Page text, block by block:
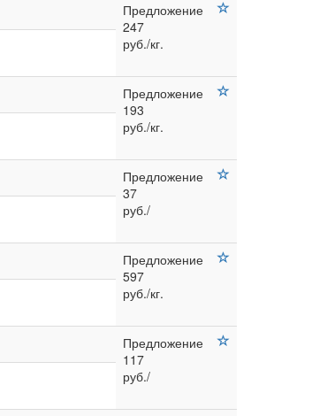
Предложение
247
руб./кг.
Предложение
193
руб./кг.
Предложение
37
руб./
Предложение
597
руб./кг.
Предложение
117
руб./